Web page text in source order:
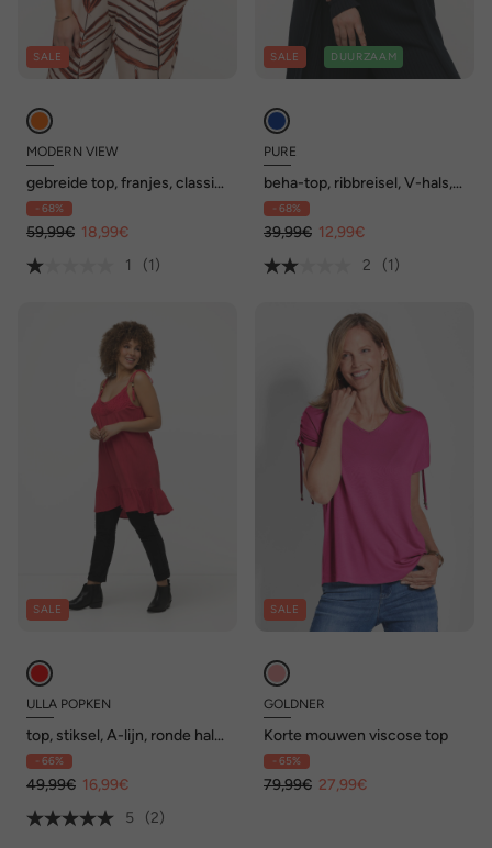
SALE
MODERN VIEW
gebreide top, franjes, classic,
ronde hals, mouwloos
- 68%
59,99€ 18,99€
1
(1)
SALE DUURZAAM
PURE
beha-top, ribbreisel, V-hals,
biologisch katoen
- 68%
39,99€ 12,99€
2
(1)
SALE
ULLA POPKEN
top, stiksel, A-lijn, ronde hals,
ruche, mouwloos
- 66%
49,99€ 16,99€
5
(2)
SALE
GOLDNER
Korte mouwen viscose top
- 65%
79,99€ 27,99€